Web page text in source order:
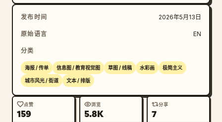
发布时间 2026年5月13日
原始语言 EN
分类
海报 / 传单 信息图 / 教育视觉图 草图 / 线稿 水彩画 极简主义
城市风光 / 街道 文本 / 排版
点赞
159
浏览
5.8K
分享
7